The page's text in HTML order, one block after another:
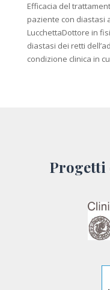
Efficacia del
paziente con diastasi
LucchettaDottore in
diastasi dei retti
condizione clinica in
Progetti